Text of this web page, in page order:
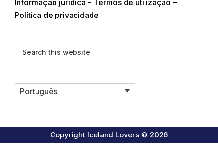
Informação jurídica – Termos de utilização –
Política de privacidade
Português
Copyright Iceland Lovers © 2026